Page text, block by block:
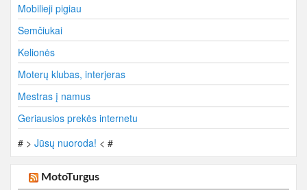
Mobilieji pigiau
Semčiukai
Kelionės
Moterų klubas, interjeras
Mestras į namus
Geriausios prekės internetu
# > Jūsų nuoroda! < #
MotoTurgus